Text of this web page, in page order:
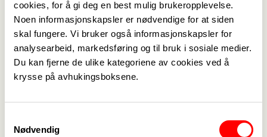
cookies, for å gi deg en best mulig brukeropplevelse.
Noen informasjonskapsler er nødvendige for at siden
skal fungere. Vi bruker også informasjonskapsler for
analysearbeid, markedsføring og til bruk i sosiale medier.
Du kan fjerne de ulike kategoriene av cookies ved å
krysse på avhukingsboksene.
Nødvendig
– Pilotene forsøkte å komme SAS i møte ved å
møtes på halvveien, noe som viser hvor langt de
egentlig har strukket seg. Fagforbundet gir sin
fulle støtte til de streikende som kjemper for
faste ansettelser og anstendige arbeidsforhold,